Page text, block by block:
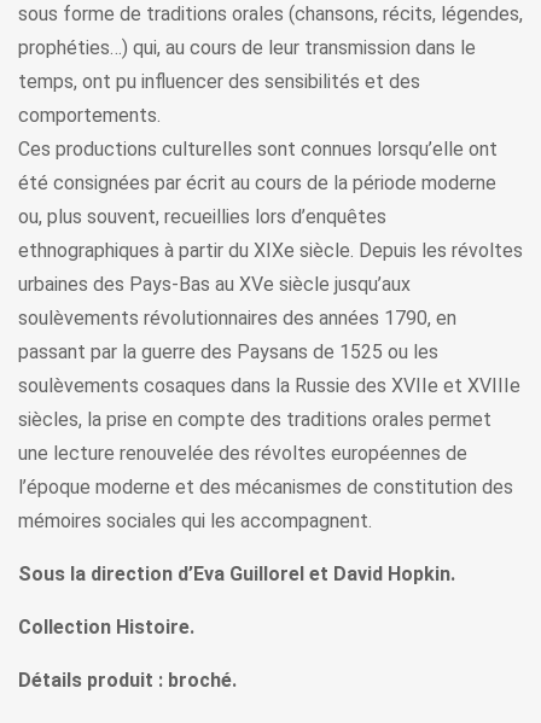
sous forme de traditions orales (chansons, récits, légendes,
prophéties…) qui, au cours de leur transmission dans le
temps, ont pu influencer des sensibilités et des
comportements.
Ces productions culturelles sont connues lorsqu’elle ont
été consignées par écrit au cours de la période moderne
ou, plus souvent, recueillies lors d’enquêtes
ethnographiques à partir du XIXe siècle. Depuis les révoltes
urbaines des Pays-Bas au XVe siècle jusqu’aux
soulèvements révolutionnaires des années 1790, en
passant par la guerre des Paysans de 1525 ou les
soulèvements cosaques dans la Russie des XVIIe et XVIIIe
siècles, la prise en compte des traditions orales permet
une lecture renouvelée des révoltes européennes de
l’époque moderne et des mécanismes de constitution des
mémoires sociales qui les accompagnent.
Sous la direction d’Eva Guillorel et David Hopkin.
Collection Histoire.
Détails produit : broché.